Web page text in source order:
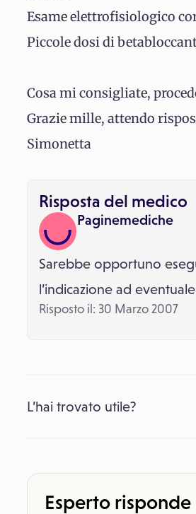
Esame elettrofisiologico
Piccole dosi di
Cosa mi consigliate,
Grazie mille, attendo
Simonetta
Risposta del medico
Paginemediche
Sarebbe opportuno
l’indicazione ad
Risposto il: 30 Marzo 2007
L’hai trovato utile?
Esperto risponde